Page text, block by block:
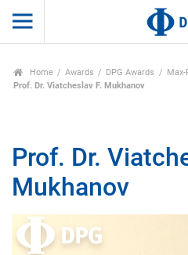
Home Awards DPG Awards
Prof. Dr. Viatcheslav F. Mukhanov
Prof. Dr.
Mukhanov